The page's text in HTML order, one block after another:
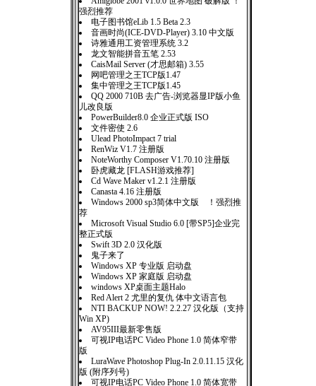
强烈推荐
电子图书馆eLib 1.5 Beta 2.3
音画时尚(ICE-DVD-Player) 3.10 中文版
诗雅通用工资管理系统 3.2
龙文智能拼音五笔 2.53
CaisMail Server (才思邮箱) 3.55
网吧管理之王TCP版1.47
集中管理之王TCP版1.45
QQ 2000 710B 去广告-浏览器显IP版小鱼
儿改良版
PowerBuilder8.0 企业正式版 ISO
文件密使 2.6
Ulead PhotoImpact 7 trial
RenWiz V1.7 注册版
NoteWorthy Composer V1.70.10 注册版
卧虎藏龙 [FLASH游戏推荐]
Cd Wave Maker v1.2.1 注册版
Canasta 4.16 注册版
Windows 2000 sp3简体中文版 ！强烈推
荐
Microsoft Visual Studio 6.0 [带SP5]企业完
整正式版
Swift 3D 2.0 汉化版
鬼子来了
Windows XP 专业版 启动盘
Windows XP 家庭版 启动盘
windows XP桌面主题Halo
Red Alert 2 尤里的复仇 体中文语言包
NTI BACKUP NOW! 2.2.27 汉化版（支持
Win XP)
AV95III最新零售版
可视IP电话PC Video Phone 1.0 简体窄带
版
LuraWave Photoshop Plug-In 2.0.11.15 汉化
版 (附序列号)
可视IP电话PC Video Phone 1.0 简体宽带